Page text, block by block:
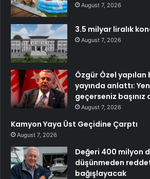
August 7, 2026
3.5 milyar liralık
August 7, 2026
Özgür Özel yapılan
yayında anlattı:
geçerseniz
August 7, 2026
Kamyon Yaya Üst Geçidine Çarptı
August 7, 2026
Değeri 400 milyon
düşünmeden
bağışlayacak